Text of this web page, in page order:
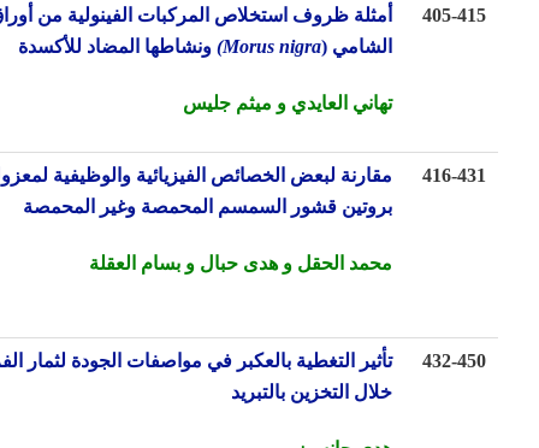
405-
أمثلة ظروف استخلاص المركبات الفينولية من أوراق التوت
(
Morus nigra
) ونشاطها المضاد للأكسدة
تهاني العايدي و ميثم جليس
مقارنة لبعض الخصائص الفيزيائية والوظيفية لمعزولي
بروتين قشور السمسم المحمصة وغير المحمصة
محمد الحقلو هدى حبالو بسام العقلة
432-
تأثير التغطية بالعكبر في مواصفات الجودة لثمار الفريز
خلال التخزين بالتبريد